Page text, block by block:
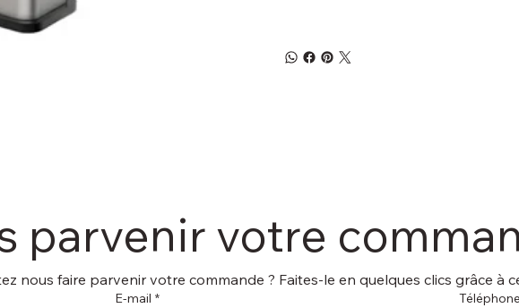
parvenir votre
nous faire parvenir votre commande ? Faites-le en quelques clics grâce à
E‑mail * Téléphone